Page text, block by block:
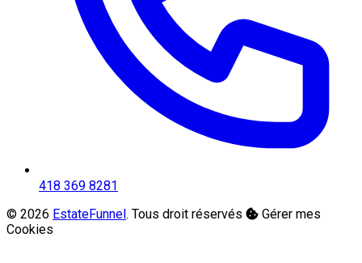
418 369 8281
© 2026 EstateFunnel. Tous droit réservés
Gérer mes
Cookies